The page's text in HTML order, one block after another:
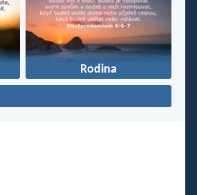
Rodina